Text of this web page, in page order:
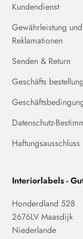
Kundendienst
Gewährleistung und
Reklamationen
Senden & Return
Geschäfts
Datenschutz-
Haftungsausschluss
Interiorlabels -
Honderdland 528
2676LV Maasdijk
Niederlande